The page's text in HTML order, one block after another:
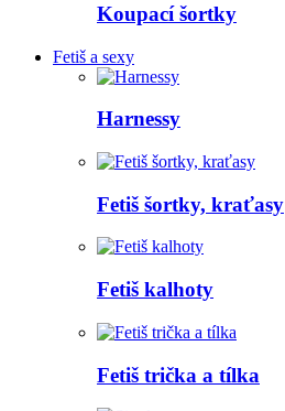
Koupací šortky
Fetiš a sexy
Harnessy
Fetiš šortky, kraťasy
Fetiš kalhoty
Fetiš trička a tílka